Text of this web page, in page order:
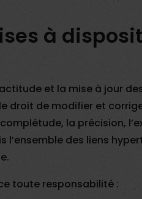
à
et la mise à
droit de modifier et
la précision,
l’ensemble des liens
toute responsabilité :